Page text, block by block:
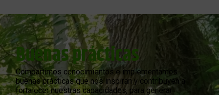
Buenas prácticas
Compartimos conocimientos e implementamos
buenas prácticas que nos inspiran y contribuyen a
fortalecer nuestras capacidades, para generar